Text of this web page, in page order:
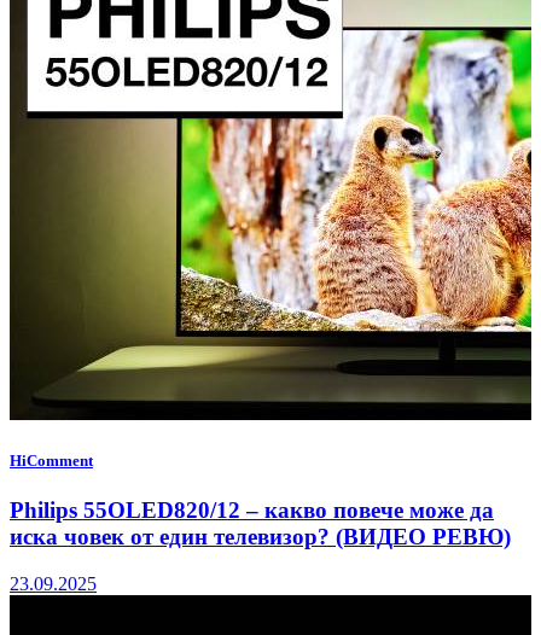
HiComment
Philips 55OLED820/12 – какво повече може да
иска човек от един телевизор? (ВИДЕО РЕВЮ)
23.09.2025